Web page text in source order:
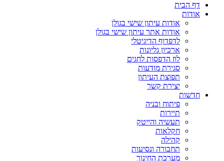
דף הבית
אודות
אודות עיתון שישי בגולן
אודות אתר עיתון שישי בגולן
לדפדוף הדיגיטלי
ארכיון גליונות
לוז הדפסות לחגים
סגירת מודעות
תפוצת העיתון
יצירת קשר
חדשות
פיתוח ובניה
תיירות
תעשיה והייטק
חקלאות
קהילה
תחבורה ונסיעות
מערכת החינוך